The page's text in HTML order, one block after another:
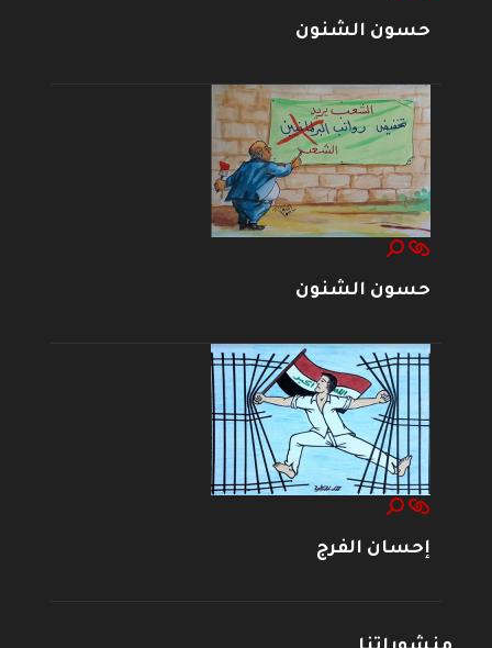
حسون الشنون
حسون الشنون
إحسان الفرج